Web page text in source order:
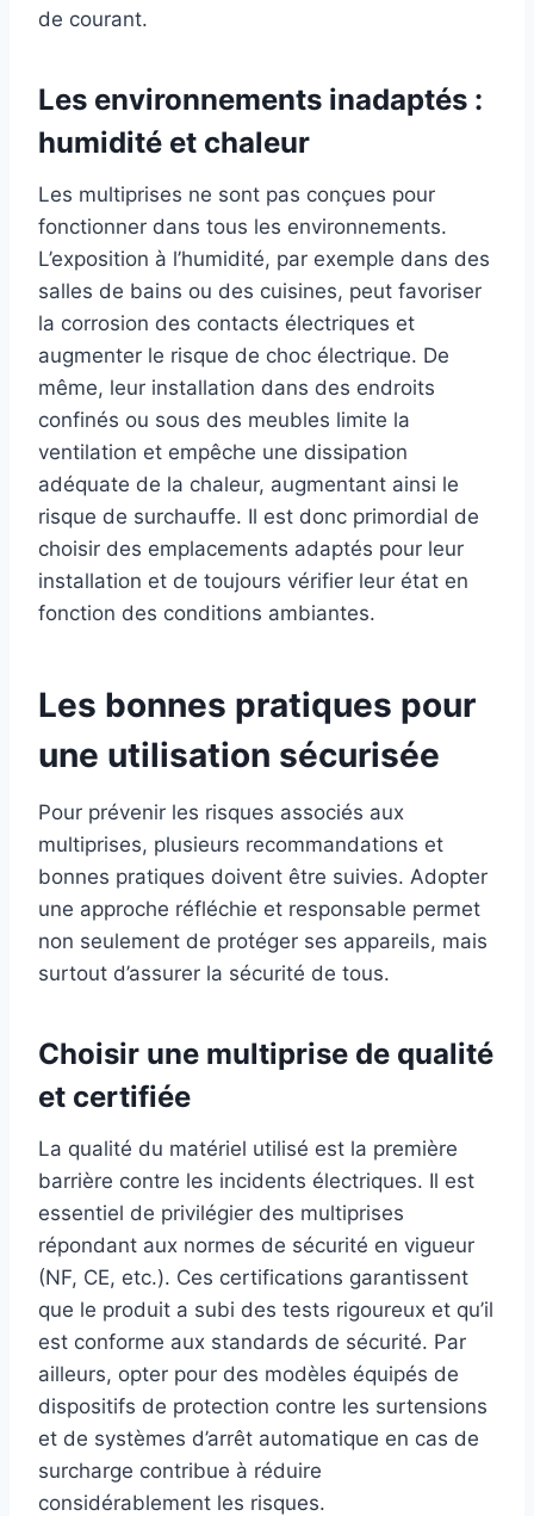
de courant.
Les environnements inadaptés :
humidité et chaleur
Les multiprises ne sont pas conçues pour
fonctionner dans tous les environnements.
L’exposition à l’humidité, par exemple dans des
salles de bains ou des cuisines, peut favoriser
la corrosion des contacts électriques et
augmenter le risque de choc électrique. De
même, leur installation dans des endroits
confinés ou sous des meubles limite la
ventilation et empêche une dissipation
adéquate de la chaleur, augmentant ainsi le
risque de surchauffe. Il est donc primordial de
choisir des emplacements adaptés pour leur
installation et de toujours vérifier leur état en
fonction des conditions ambiantes.
Les bonnes pratiques pour
une utilisation sécurisée
Pour prévenir les risques associés aux
multiprises, plusieurs recommandations et
bonnes pratiques doivent être suivies. Adopter
une approche réfléchie et responsable permet
non seulement de protéger ses appareils, mais
surtout d’assurer la sécurité de tous.
Choisir une multiprise de qualité
et certifiée
La qualité du matériel utilisé est la première
barrière contre les incidents électriques. Il est
essentiel de privilégier des multiprises
répondant aux normes de sécurité en vigueur
(NF, CE, etc.). Ces certifications garantissent
que le produit a subi des tests rigoureux et qu’il
est conforme aux standards de sécurité. Par
ailleurs, opter pour des modèles équipés de
dispositifs de protection contre les surtensions
et de systèmes d’arrêt automatique en cas de
surcharge contribue à réduire
considérablement les risques.